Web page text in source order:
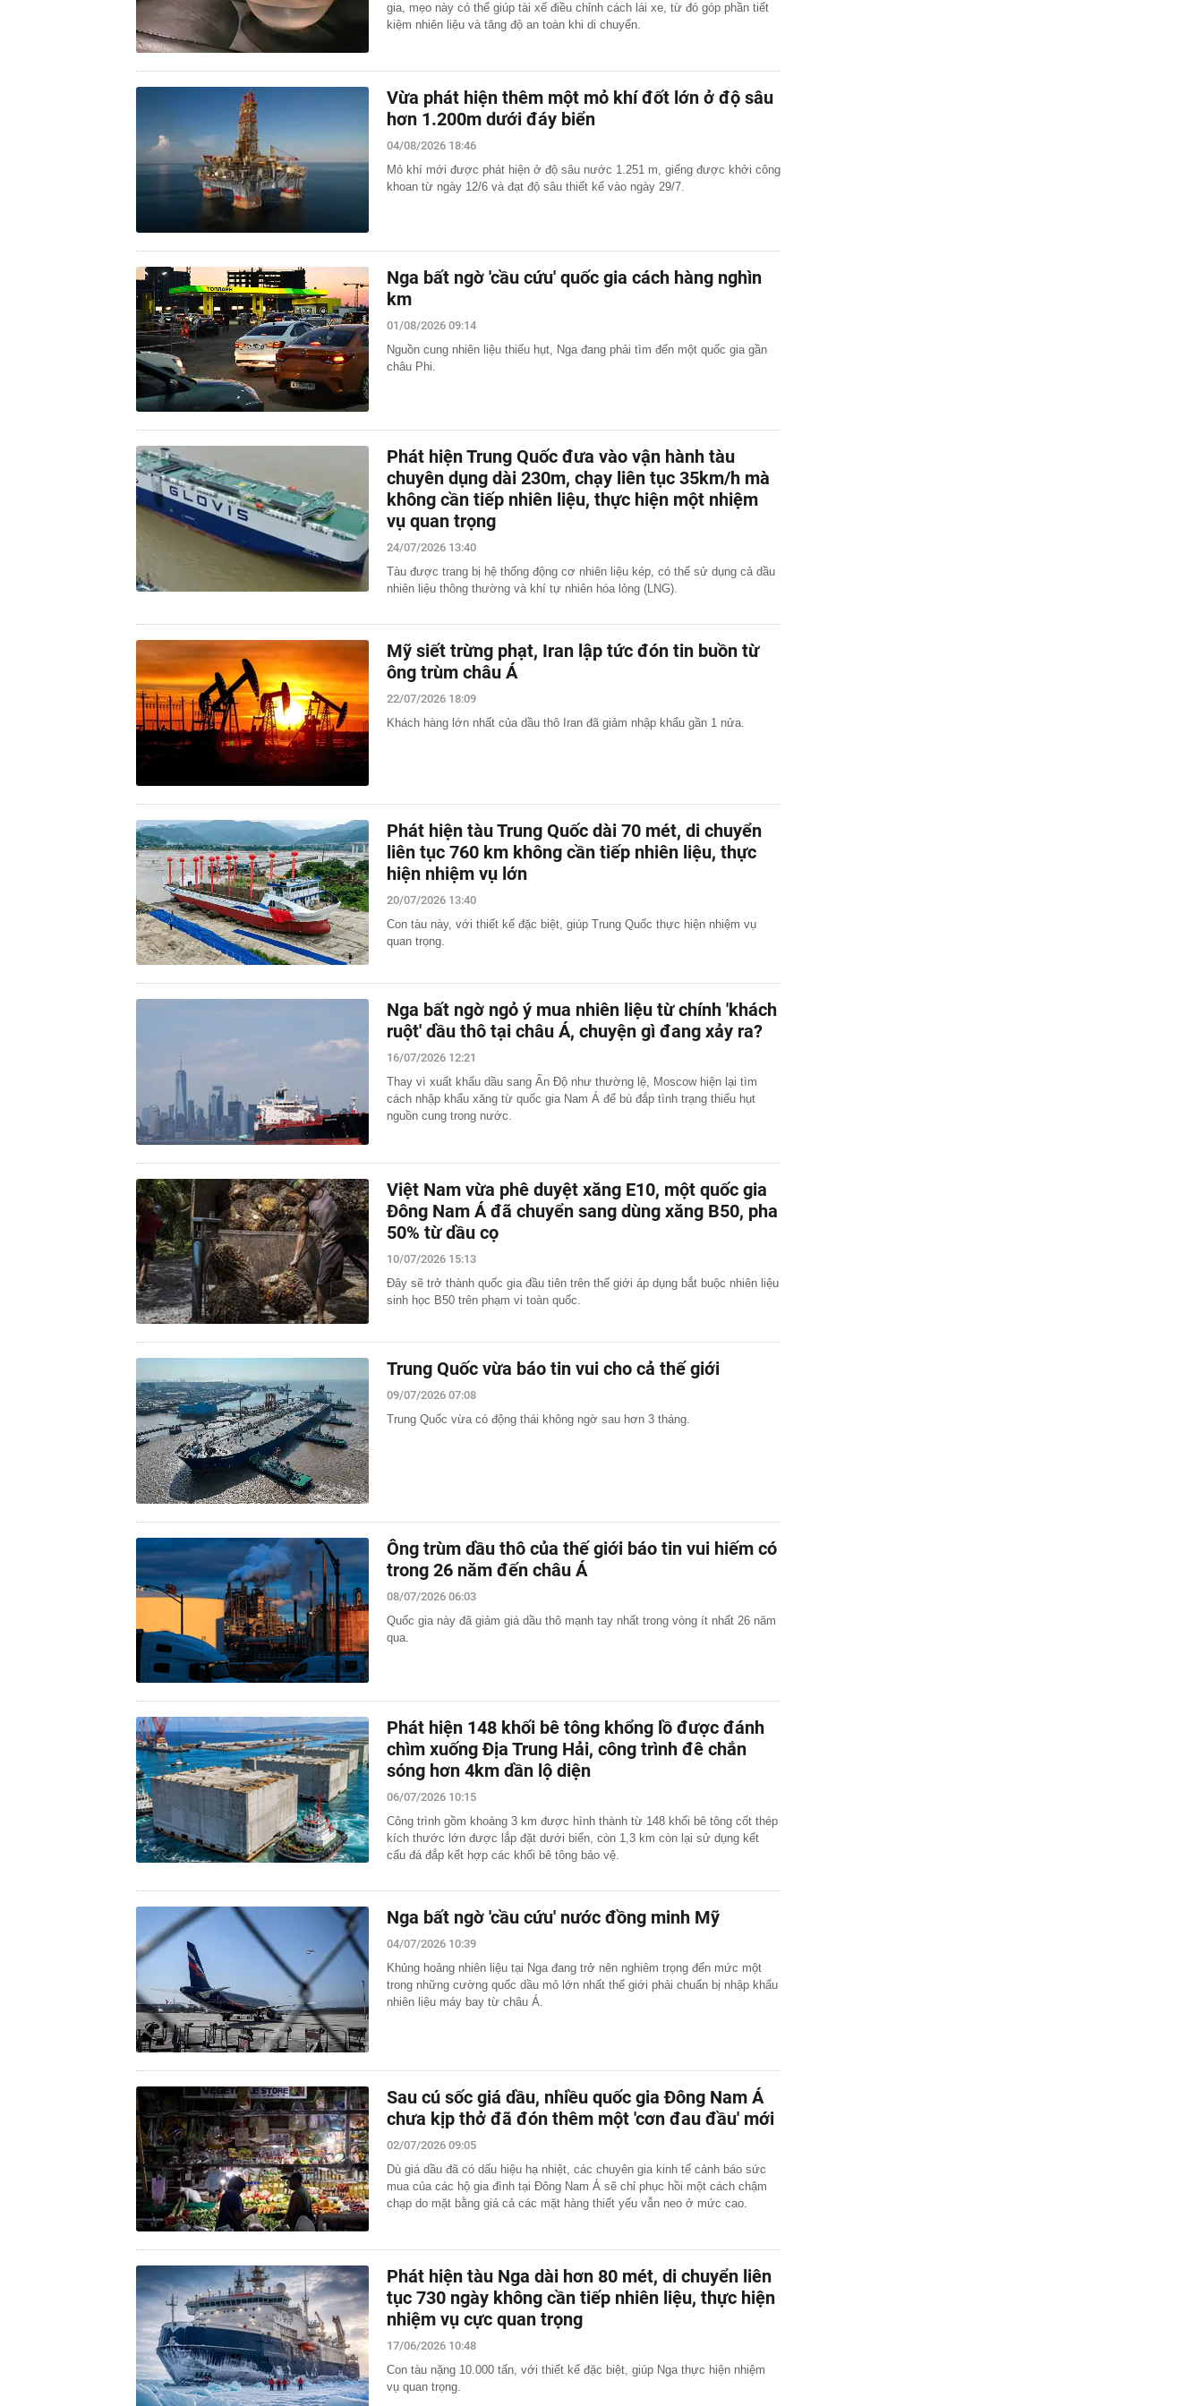
gia, mẹo này có thể giúp tài xế điều chỉnh cách lái xe, từ đó góp phần tiết
kiệm nhiên liệu và tăng độ an toàn khi di chuyển.
Vừa phát hiện thêm một mỏ khí đốt lớn ở độ sâu
hơn 1.200m dưới đáy biển
04/08/2026 18:46
Mỏ khí mới được phát hiện ở độ sâu nước 1.251 m, giếng được khởi công
khoan từ ngày 12/6 và đạt độ sâu thiết kế vào ngày 29/7.
Nga bất ngờ 'cầu cứu' quốc gia cách hàng nghìn
km
01/08/2026 09:14
Nguồn cung nhiên liệu thiếu hụt, Nga đang phải tìm đến một quốc gia gần
châu Phi.
Phát hiện Trung Quốc đưa vào vận hành tàu
chuyên dụng dài 230m, chạy liên tục 35km/h mà
không cần tiếp nhiên liệu, thực hiện một nhiệm
vụ quan trọng
24/07/2026 13:40
Tàu được trang bị hệ thống động cơ nhiên liệu kép, có thể sử dụng cả dầu
nhiên liệu thông thường và khí tự nhiên hóa lỏng (LNG).
Mỹ siết trừng phạt, Iran lập tức đón tin buồn từ
ông trùm châu Á
22/07/2026 18:09
Khách hàng lớn nhất của dầu thô Iran đã giảm nhập khẩu gần 1 nửa.
Phát hiện tàu Trung Quốc dài 70 mét, di chuyển
liên tục 760 km không cần tiếp nhiên liệu, thực
hiện nhiệm vụ lớn
20/07/2026 13:40
Con tàu này, với thiết kế đặc biệt, giúp Trung Quốc thực hiện nhiệm vụ
quan trọng.
Nga bất ngờ ngỏ ý mua nhiên liệu từ chính 'khách
ruột' dầu thô tại châu Á, chuyện gì đang xảy ra?
16/07/2026 12:21
Thay vì xuất khẩu dầu sang Ấn Độ như thường lệ, Moscow hiện lại tìm
cách nhập khẩu xăng từ quốc gia Nam Á để bù đắp tình trạng thiếu hụt
nguồn cung trong nước.
Việt Nam vừa phê duyệt xăng E10, một quốc gia
Đông Nam Á đã chuyển sang dùng xăng B50, pha
50% từ dầu cọ
10/07/2026 15:13
Đây sẽ trở thành quốc gia đầu tiên trên thế giới áp dụng bắt buộc nhiên liệu
sinh học B50 trên phạm vi toàn quốc.
Trung Quốc vừa báo tin vui cho cả thế giới
09/07/2026 07:08
Trung Quốc vừa có động thái không ngờ sau hơn 3 tháng.
Ông trùm dầu thô của thế giới báo tin vui hiếm có
trong 26 năm đến châu Á
08/07/2026 06:03
Quốc gia này đã giảm giá dầu thô mạnh tay nhất trong vòng ít nhất 26 năm
qua.
Phát hiện 148 khối bê tông khổng lồ được đánh
chìm xuống Địa Trung Hải, công trình đê chắn
sóng hơn 4km dần lộ diện
06/07/2026 10:15
Công trình gồm khoảng 3 km được hình thành từ 148 khối bê tông cốt thép
kích thước lớn được lắp đặt dưới biển, còn 1,3 km còn lại sử dụng kết
cấu đá đắp kết hợp các khối bê tông bảo vệ.
Nga bất ngờ 'cầu cứu' nước đồng minh Mỹ
04/07/2026 10:39
Khủng hoảng nhiên liệu tại Nga đang trở nên nghiêm trọng đến mức một
trong những cường quốc dầu mỏ lớn nhất thế giới phải chuẩn bị nhập khẩu
nhiên liệu máy bay từ châu Á.
Sau cú sốc giá dầu, nhiều quốc gia Đông Nam Á
chưa kịp thở đã đón thêm một 'cơn đau đầu' mới
02/07/2026 09:05
Dù giá dầu đã có dấu hiệu hạ nhiệt, các chuyên gia kinh tế cảnh báo sức
mua của các hộ gia đình tại Đông Nam Á sẽ chỉ phục hồi một cách chậm
chạp do mặt bằng giá cả các mặt hàng thiết yếu vẫn neo ở mức cao.
Phát hiện tàu Nga dài hơn 80 mét, di chuyển liên
tục 730 ngày không cần tiếp nhiên liệu, thực hiện
nhiệm vụ cực quan trọng
17/06/2026 10:48
Con tàu nặng 10.000 tấn, với thiết kế đặc biệt, giúp Nga thực hiện nhiệm
vụ quan trọng.